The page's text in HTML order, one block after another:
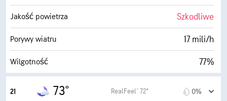
Widoczność 5 mili
Pułap chmur 1800 stopy
Jakość powietrza Szkodliwe
Porywy wiatru 17 mili/h
Wilgotność 77%
Punkt rosy
21 73° RealFeel® 72° 0%